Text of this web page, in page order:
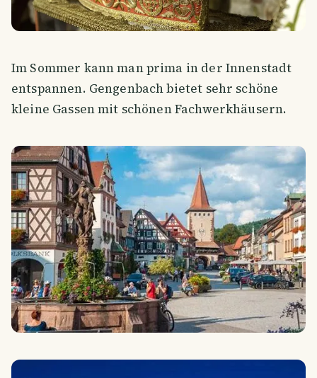
Im Sommer kann man prima in der Innenstadt
entspannen. Gengenbach bietet sehr schöne
kleine Gassen mit schönen Fachwerkhäusern.